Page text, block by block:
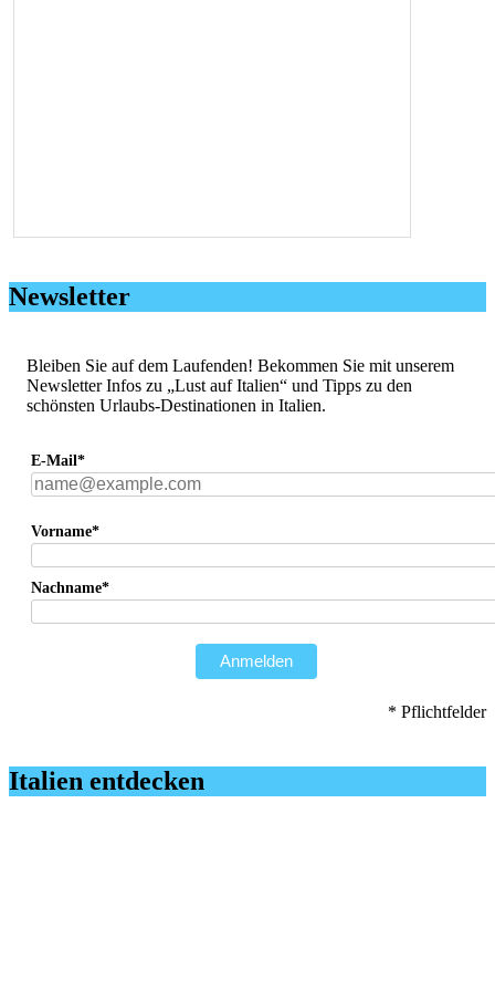
Newsletter
Bleiben Sie auf dem Laufenden! Bekommen Sie mit unserem
Newsletter Infos zu „Lust auf Italien“ und Tipps zu den
schönsten Urlaubs-Destinationen in Italien.
E-Mail*
Vorname*
Nachname*
Anmelden
* Pflichtfelder
Italien entdecken